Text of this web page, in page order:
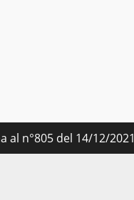
n°805 del 14/12/2021